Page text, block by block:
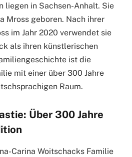
liegen in Sachsen-Anhalt. Sie
Mross geboren. Nach ihrer
im Jahr 2020 verwendet sie
als ihren künstlerischen
ist die
mit einer über 300 Jahre
Raum.
Über 300 Jahre
Carina Woitschacks Familie